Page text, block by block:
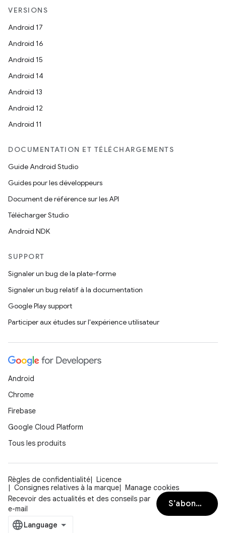
VERSIONS
Android 17
Android 16
Android 15
Android 14
Android 13
Android 12
Android 11
DOCUMENTATION ET TÉLÉCHARGEMENTS
Guide Android Studio
Guides pour les développeurs
Document de référence sur les API
Télécharger Studio
Android NDK
SUPPORT
Signaler un bug de la plate-forme
Signaler un bug relatif à la documentation
Google Play support
Participer aux études sur l'expérience utilisateur
Android
Chrome
Firebase
Google Cloud Platform
Tous les produits
Règles de confidentialité
Licence
Consignes relatives à la marque
Manage cookies
Recevoir des actualités et des conseils par
e-mail
S’abonner